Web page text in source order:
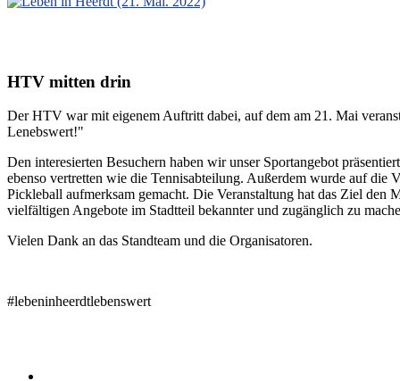
HTV mitten drin
Der HTV war mit eigenem Auftritt dabei, auf dem am 21. Mai
Lenebswert!"
Den interesierten Besuchern haben wir unser Sportangebot
ebenso vertretten wie die Tennisabteilung. Außerdem wurde auf die
Pickleball aufmerksam gemacht. Die Veranstaltung hat das Ziel den
vielfältigen Angebote im Stadtteil bekannter und zugänglich zu
Vielen Dank an das Standteam und die Organisatoren.
#lebeninheerdtlebenswert